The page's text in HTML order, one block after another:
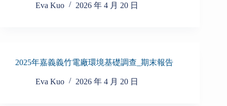
Eva Kuo 2026 年 4 月 20 日
2025年嘉義義竹電廠環境基礎調查_期末報告
Eva Kuo 2026 年 4 月 20 日